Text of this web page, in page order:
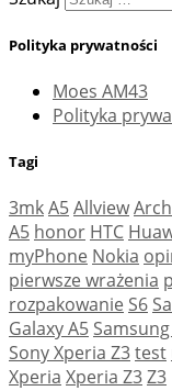
Polityka prywatności
Moes AM43
Polityka
Tagi
3mkA5Allview
A5 honor HTC
myPhone Nokia
pierwsze wrażenia
rozpakowanie S6
Galaxy A5
Sony Xperia Z3test
Xperia Xperia Z3Z3